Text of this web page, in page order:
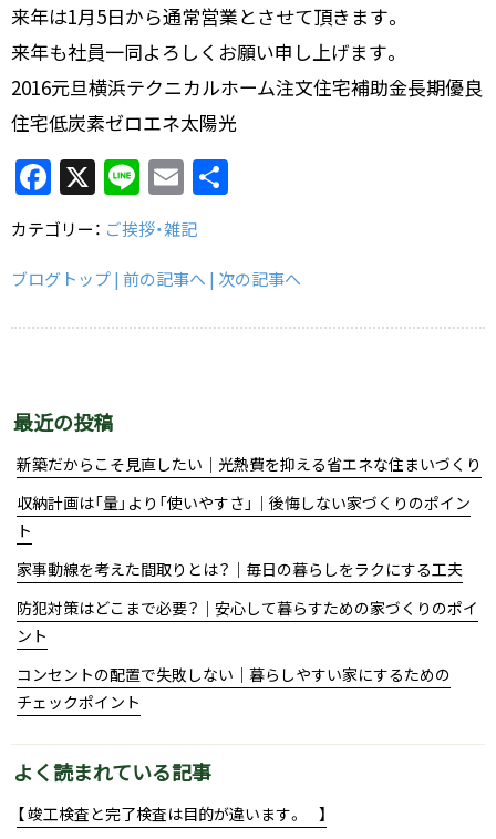
来年は1月5日から通常営業とさせて頂きます。
来年も社員一同よろしくお願い申し上げます。
2016元旦横浜テクニカルホーム注文住宅補助金長期優良
住宅低炭素ゼロエネ太陽光
F
a
c
e
b
k
X Li
n
e
E
m
ai
l
カテゴリー： ご挨拶・雑記
ブログトップ| 前の記事へ | 次の記事へ
最近の投稿
新築だからこそ見直したい｜光熱費を抑える省エネな住まいづくり
収納計画は「量」より「使いやすさ」｜後悔しない家づくりのポイン
ト
家事動線を考えた間取りとは？｜毎日の暮らしをラクにする工夫
防犯対策はどこまで必要？｜安心して暮らすための家づくりのポイ
ント
コンセントの配置で失敗しない｜暮らしやすい家にするための
チェックポイント
よく読まれている記事
【 竣工検査と完了検査は目的が違います。 】